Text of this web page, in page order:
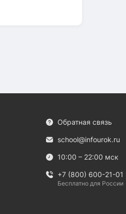
Обратная связь
school@infourok.ru
10:00 – 22:00 мск
+7 (800) 600-21-01
Бесплатно для России